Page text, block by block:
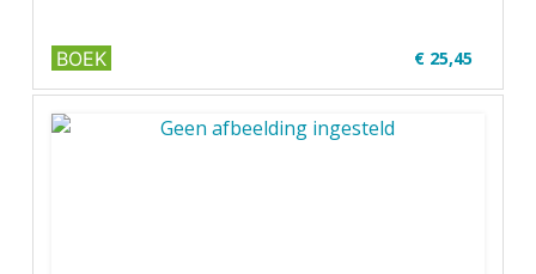
€ 25,45
<✔ U37-1
✔ Zwart-wit
BOEK